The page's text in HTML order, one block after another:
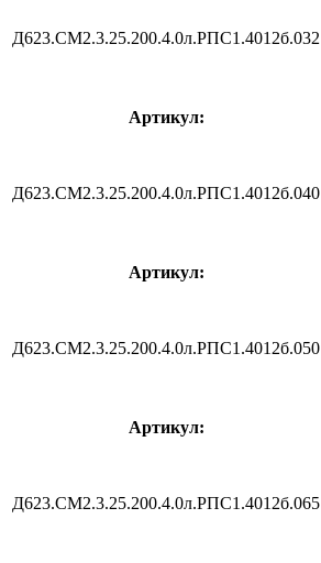
Д623.СМ2.3.25.200.4.0л.РПС1.4012б.032
Артикул:
Д623.СМ2.3.25.200.4.0л.РПС1.4012б.040
Артикул:
Д623.СМ2.3.25.200.4.0л.РПС1.4012б.050
Артикул:
Д623.СМ2.3.25.200.4.0л.РПС1.4012б.065